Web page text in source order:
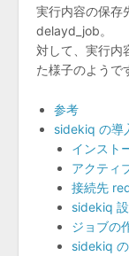
実行内容の保存
delayd_job。
対して、実行内
た様子のようで
参考
sidekiq の導
インスト
アクティ
接続先
sidekiq
ジョブの
sidekiq